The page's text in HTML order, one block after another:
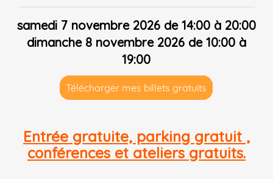
samedi 7 novembre 2026 de 14:00 à 20:00
dimanche 8 novembre 2026 de 10:00 à
19:00
Télécharger mes billets gratuits
Entrée gratuite, parking gratuit ,
conférences et ateliers gratuits.